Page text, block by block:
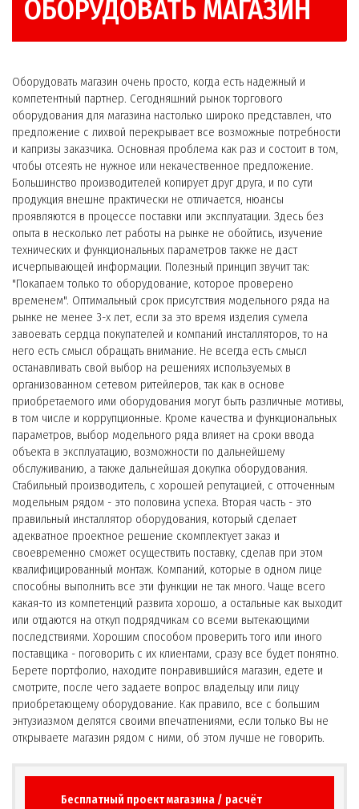
ОБОРУДОВАТЬ МАГАЗИН
Оборудовать магазин очень просто, когда есть надежный и
компетентный партнер. Сегодняшний рынок торгового
оборудования для магазина настолько широко представлен, что
предложение с лихвой перекрывает все возможные потребности
и капризы заказчика. Основная проблема как раз и состоит в том,
чтобы отсеять не нужное или некачественное предложение.
Большинство производителей копирует друг друга, и по сути
продукция внешне практически не отличается, нюансы
проявляются в процессе поставки или эксплуатации. Здесь без
опыта в несколько лет работы на рынке не обойтись, изучение
технических и функциональных параметров также не даст
исчерпывающей информации. Полезный принцип звучит так:
"Покапаем только то оборудование, которое проверено
временем". Оптимальный срок присутствия модельного ряда на
рынке не менее 3-х лет, если за это время изделия сумела
завоевать сердца покупателей и компаний инсталляторов, то на
него есть смысл обращать внимание. Не всегда есть смысл
останавливать свой выбор на решениях используемых в
организованном сетевом ритейлеров, так как в основе
приобретаемого ими оборудования могут быть различные мотивы,
в том числе и коррупционные. Кроме качества и функциональных
параметров, выбор модельного ряда влияет на сроки ввода
объекта в эксплуатацию, возможности по дальнейшему
обслуживанию, а также дальнейшая докупка оборудования.
Стабильный производитель, с хорошей репутацией, с отточенным
модельным рядом - это половина успеха. Вторая часть - это
правильный инсталлятор оборудования, который сделает
адекватное проектное решение скомплектует заказ и
своевременно сможет осуществить поставку, сделав при этом
квалифицированный монтаж. Компаний, которые в одном лице
способны выполнить все эти функции не так много. Чаще всего
какая-то из компетенций развита хорошо, а остальные как выходит
или отдаются на откуп подрядчикам со всеми вытекающими
последствиями. Хорошим способом проверить того или иного
поставщика - поговорить с их клиентами, сразу все будет понятно.
Берете портфолио, находите понравившийся магазин, едете и
смотрите, после чего задаете вопрос владельцу или лицу
приобретающему оборудование. Как правило, все с большим
энтузиазмом делятся своими впечатлениями, если только Вы не
открываете магазин рядом с ними, об этом лучше не говорить.
Бесплатный проект магазина / расчёт